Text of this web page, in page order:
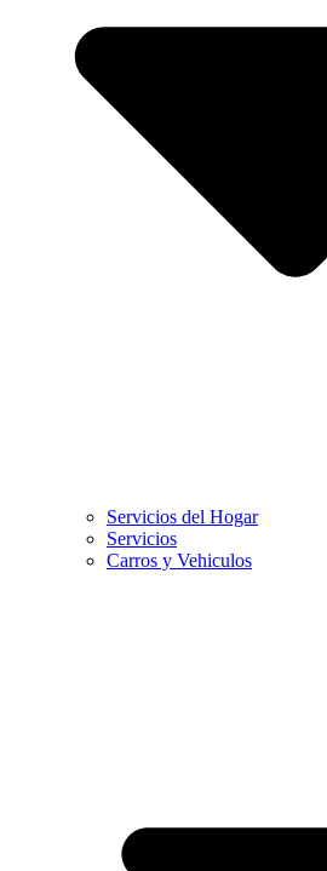
Servicios del Hogar
Servicios
Carros y Vehiculos